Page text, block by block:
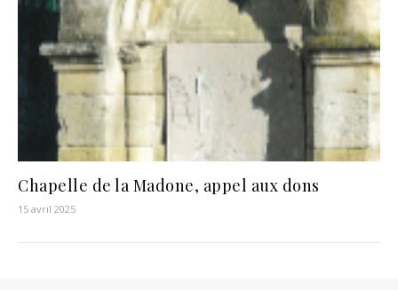
Chapelle de la Madone, appel aux dons
15 avril 2025